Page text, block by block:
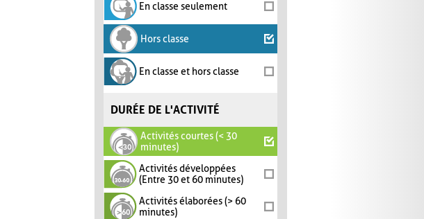
En classe seulement
Hors classe
En classe et hors classe
DURÉE DE L'ACTIVITÉ
Activités courtes (< 30
minutes)
Activités développées
(Entre 30 et 60 minutes)
Activités élaborées (> 60
minutes)